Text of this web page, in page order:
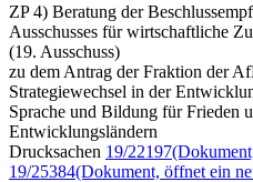
ZP 4) Beratung der
Ausschusses für wirtschaftliche
(19. Ausschuss)
zu dem Antrag der Fraktion der
Strategiewechsel in der
Sprache und Bildung für Frieden
Entwicklungsländern
Drucksachen 19/22197
19/25384(Dokument, öffnet ein